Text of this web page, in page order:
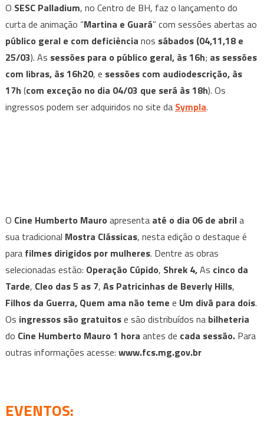
O SESC Palladium, no Centro de BH, faz o lançamento do
curta de animação “Martina e Guará” com sessões abertas ao
público geral e com deficiência nos sábados (04,11,18 e
25/03). As sessões para o público geral, às 16h; as sessões
com libras, às 16h20, e sessões com audiodescrição, às
17h (com exceção no dia 04/03 que será às 18h). Os
ingressos podem ser adquiridos no site da Sympla.
O Cine Humberto Mauro apresenta até o dia 06 de abrila
sua tradicional Mostra Clássicas, nesta edição o destaque é
para filmes dirigidos por mulheres. Dentre as obras
selecionadas estão: Operação Cúpido, Shrek 4,As cinco da
Tarde, Cleo das 5 as 7, As Patricinhas de Beverly Hills,
Filhos da Guerra, Quem ama não teme e Um divã para dois.
Os ingressos são gratuitose são distribuídos na bilheteria
do Cine Humberto Mauro 1 hora antes de cada sessão.Para
outras informações acesse: www.fcs.mg.gov.br
EVENTOS: